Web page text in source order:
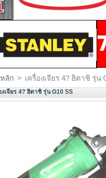
ลัก > เครื่องเจียร 4? ฮิตาชิ รุ่น
งเจียร 4? ฮิตาชิ รุ่น G10 SS